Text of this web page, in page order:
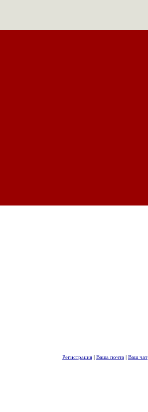
Регистрация | Ваша почта | Ваш чат